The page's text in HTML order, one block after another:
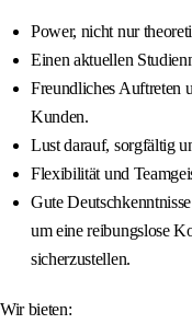
Power, nicht nur
Einen aktuellen
Freundliches Auftreten
Kunden.
Lust darauf, sorgfältig
Flexibilität und
Gute
um eine reibungslose
sicherzustellen.
Wir bieten: